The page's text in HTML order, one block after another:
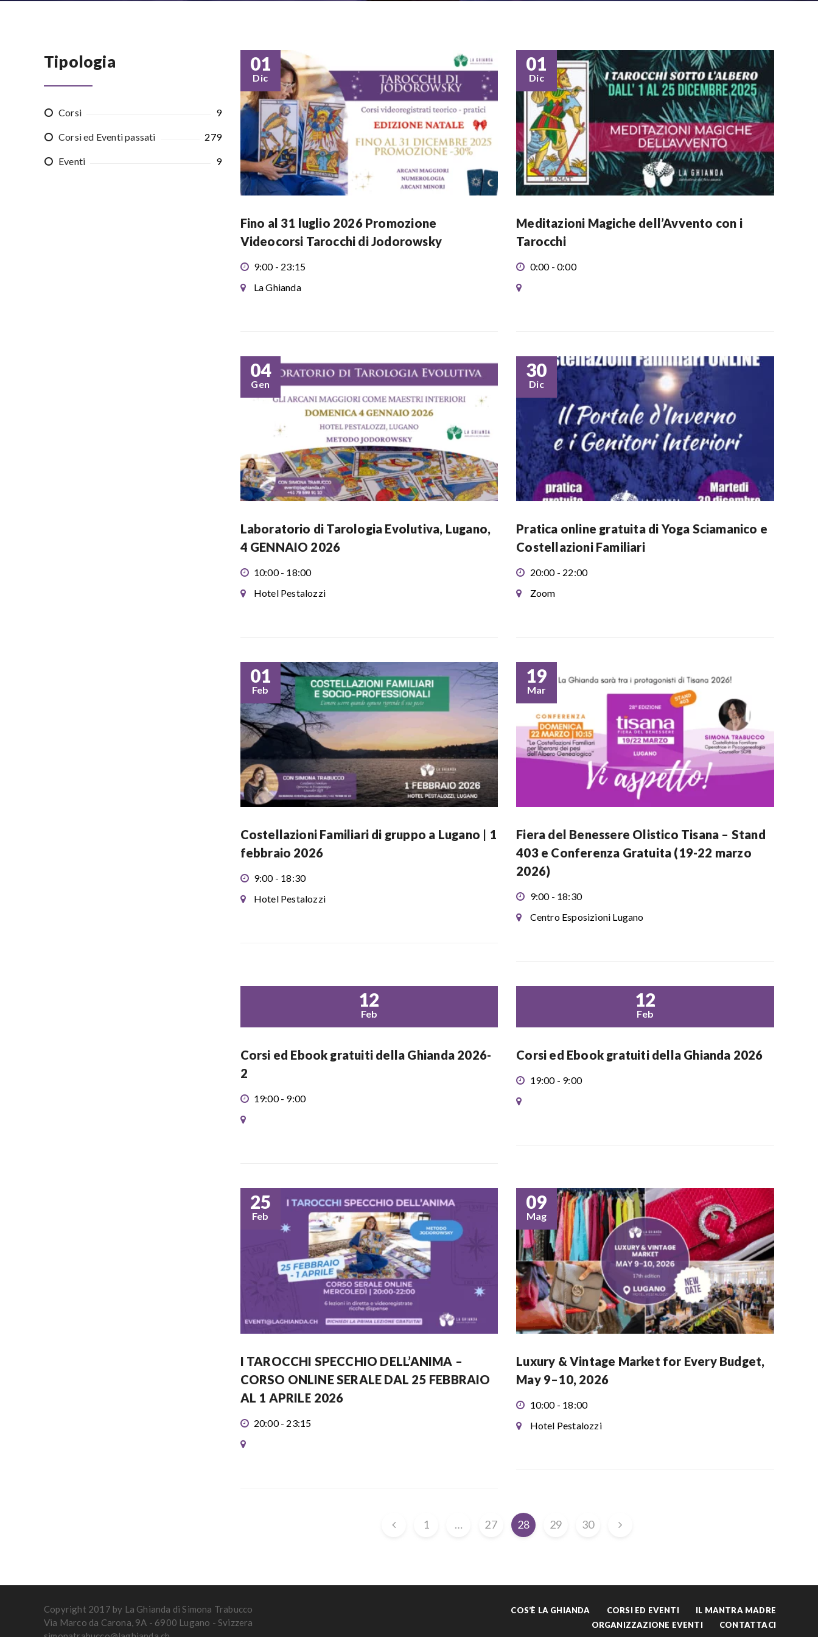
01
Dic
Fino al 31 luglio 2026 Promozione
Videocorsi Tarocchi di Jodorowsky
9:00 - 23:15
La Ghianda
01
Dic
Meditazioni Magiche dell’Avvento con i
Tarocchi
0:00 - 0:00
04
Gen
Laboratorio di Tarologia Evolutiva, Lugano,
4 GENNAIO 2026
10:00 - 18:00
Hotel Pestalozzi
30
Dic
Pratica online gratuita di Yoga Sciamanico e
Costellazioni Familiari
20:00 - 22:00
Zoom
01
Feb
Costellazioni Familiari di gruppo a Lugano | 1
febbraio 2026
9:00 - 18:30
Hotel Pestalozzi
19
Mar
Fiera del Benessere Olistico Tisana – Stand
403 e Conferenza Gratuita (19-22 marzo
2026)
9:00 - 18:30
Centro Esposizioni Lugano
12
Feb
Corsi ed Ebook gratuiti della Ghianda 2026-
2
19:00 - 9:00
12
Feb
Corsi ed Ebook gratuiti della Ghianda 2026
19:00 - 9:00
25
Feb
I TAROCCHI SPECCHIO DELL’ANIMA –
CORSO ONLINE SERALE DAL 25 FEBBRAIO
AL 1 APRILE 2026
20:00 - 23:15
09
Mag
Luxury & Vintage Market for Every Budget,
May 9–10, 2026
10:00 - 18:00
Hotel Pestalozzi
1 … 27 28 29 30
Tipologia
Corsi 9
Corsi ed Eventi passati 279
Eventi 9
Copyright 2017 by La Ghianda di Simona Trabucco
Via Marco da Carona, 9A - 6900 Lugano - Svizzera
COS’È LA GHIANDA CORSI ED EVENTI
IL MANTRA MADRE
ORGANIZZAZIONE EVENTI
CONTATTACI